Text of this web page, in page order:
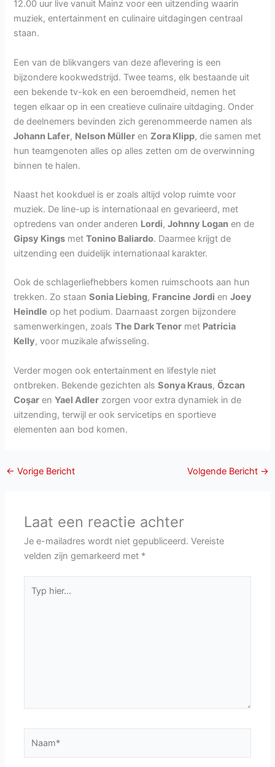
12.00 uur live vanuit Mainz voor een uitzending waarin
muziek, entertainment en culinaire uitdagingen centraal
staan.
Een van de blikvangers van deze aflevering is een
bijzondere kookwedstrijd. Twee teams, elk bestaande uit
een bekende tv-kok en een beroemdheid, nemen het
tegen elkaar op in een creatieve culinaire uitdaging. Onder
de deelnemers bevinden zich gerenommeerde namen als
Johann Lafer, Nelson Müller enZora Klipp, die samen met
hun teamgenoten alles op alles zetten om de overwinning
binnen te halen.
Naast het kookduel is er zoals altijd volop ruimte voor
muziek. De line-up is internationaal en gevarieerd, met
optredens van onder anderen Lordi,Johnny Logan en de
Gipsy Kings metTonino Baliardo. Daarmee krijgt de
uitzending een duidelijk internationaal karakter.
Ook de schlagerliefhebbers komen ruimschoots aan hun
trekken. Zo staanSonia Liebing, Francine Jordi enJoey
Heindle op het podium. Daarnaast zorgen bijzondere
samenwerkingen, zoalsThe Dark Tenor met Patricia
Kelly, voor muzikale afwisseling.
Verder mogen ook entertainment en lifestyle niet
ontbreken. Bekende gezichten alsSonya Kraus,Özcan
Coşar enYael Adler zorgen voor extra dynamiek in de
uitzending, terwijl er ook servicetips en sportieve
elementen aan bod komen.
← Vorige Bericht Volgende Bericht →
Laat een reactie achter
Je e-mailadres wordt niet gepubliceerd. Vereiste
velden zijn gemarkeerd met *
hier...